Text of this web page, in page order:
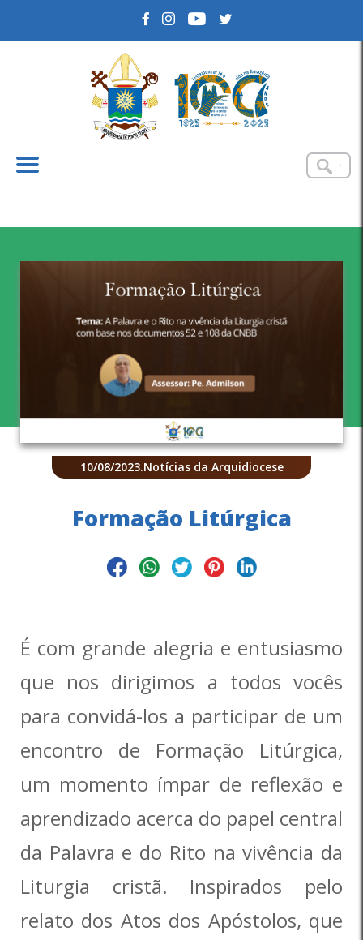
10/08/2023.Notícias da Arquidiocese
Formação Litúrgica
É com grande alegria e entusiasmo
que nos dirigimos a todos vocês
para convidá-los a participar de um
encontro de Formação Litúrgica,
um momento ímpar de reflexão e
aprendizado acerca do papel central
da Palavra e do Rito na vivência da
Liturgia cristã. Inspirados pelo
relato dos Atos dos Apóstolos, que